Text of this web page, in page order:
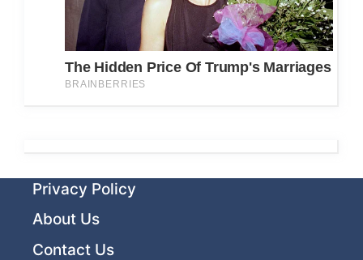
Privacy Policy
About Us
Contact Us